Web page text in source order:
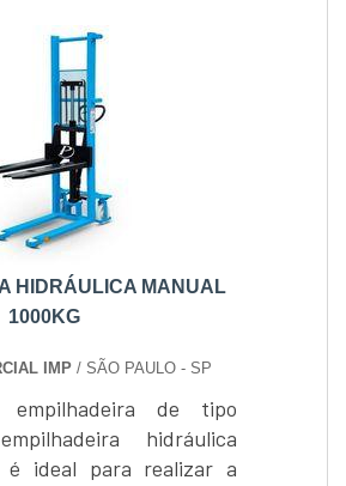
HIDRÁULICA MANUAL
1000KG
IMP / SÃO PAULO - SP
de tipo
hidráulica
é ideal para realizar a